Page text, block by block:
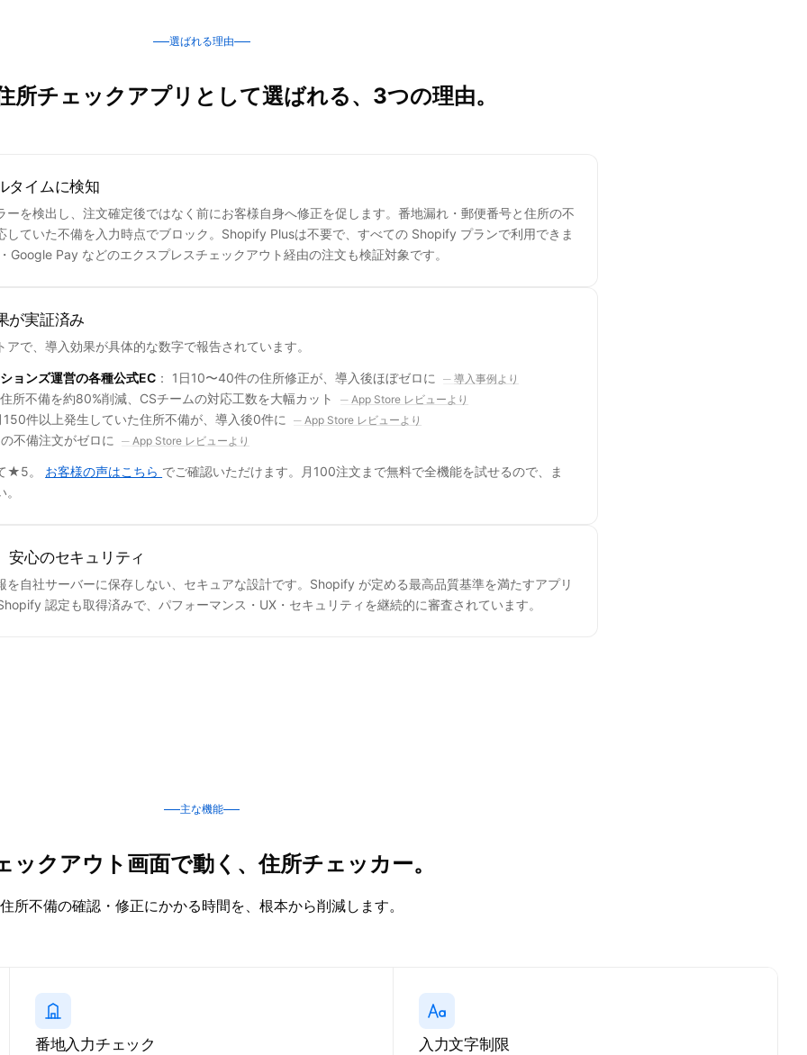
選ばれる理由
所チェックアプリとして選ばれる、3つの理由。
タイムに検知
ーを検出し、注文確定後ではなく前にお客様自身へ修正を促します。番地漏れ・郵便番号と住所の不
していた不備を入力時点でブロック。Shopify Plusは不要で、すべての Shopify プランで利用できま
Pay などのエクスプレスチェックアウト経由の注文も検証対象です。
が実証済み
で、導入効果が具体的な数字で報告されています。
ョンズ運営の各種公式EC ： 1日10〜40件の住所修正が、導入後ほぼゼロに 導入事例より
所不備を約80%削減、CSチームの対応工数を大幅カット App Store レビューより
150件以上発生していた住所不備が、導入後0件に App Store レビューより
不備注文がゼロに App Store レビューより
★5。 お客様の声はこちら でご確認いただけます。月100注文まで無料で全機能を試せるので、ま
安心のセキュリティ
を自社サーバーに保存しない、セキュアな設計です。Shopify が定める最高品質基準を満たすアプリ
認定も取得済みで、パフォーマンス・UX・セキュリティを継続的に審査されています。
主な機能
ックアウト画面で動く、住所チェッカー。
住所不備の確認・修正にかかる時間を、根本から削減します。
番地入力チェック 入力文字制限